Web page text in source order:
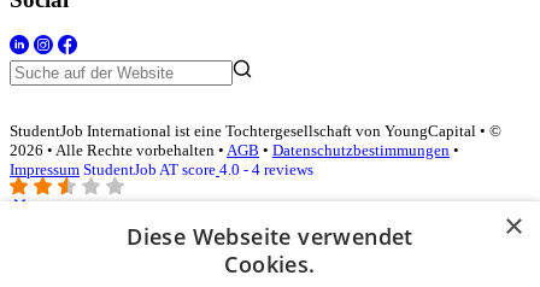
StudentJob International ist eine Tochtergesellschaft von YoungCapital • ©
2026 • Alle Rechte vorbehalten • AGB • Datenschutzbestimmungen •
Impressum StudentJob AT score 4.0 - 4 reviews
Login für Unternehmen
×
Diese Webseite verwendet
Cookies.